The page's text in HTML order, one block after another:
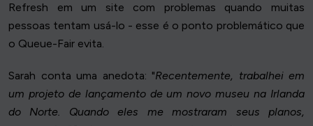
Refresh em um site com problemas quando muitas
pessoas tentam usá-lo - esse é o ponto problemático que
o Queue-Fair evita.
Sarah conta uma anedota: "Recentemente, trabalhei em
um projeto de lançamento de um novo museu na Irlanda
do Norte. Quando eles me mostraram seus planos,